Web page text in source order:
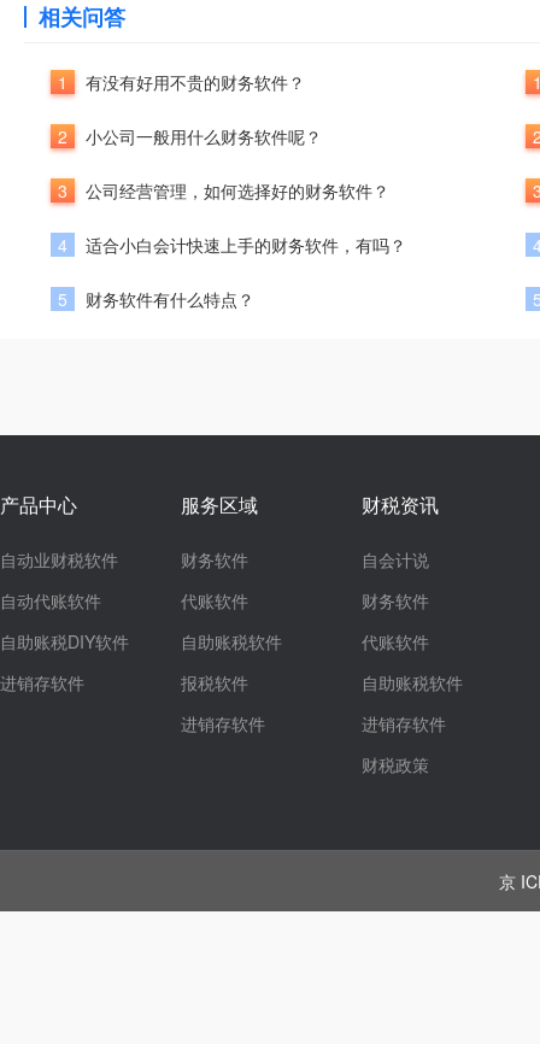
相关问答
1 有没有好用不贵的财务软件？
2 小公司一般用什么财务软件呢？
3 公司经营管理，如何选择好的财务软件？
4 适合小白会计快速上手的财务软件，有吗？
5 财务软件有什么特点？
产品中心
自动业财税软件
自动代账软件
自助账税DIY软件
进销存软件
服务区域
财务软件
代账软件
自助账税软件
报税软件
进销存软件
财税资讯
自会计说
财务软件
代账软件
自助账税软件
进销存软件
财税政策
京